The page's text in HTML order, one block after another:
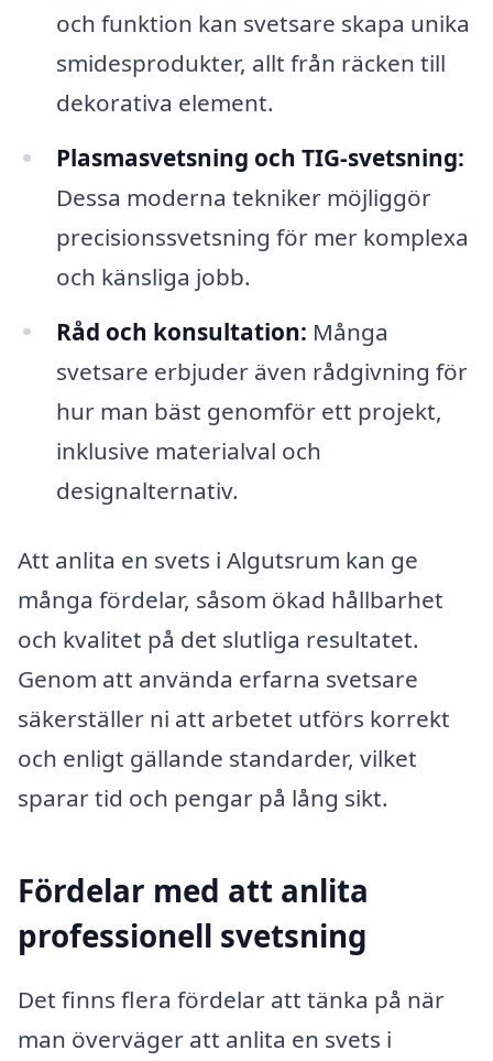
och funktion kan svetsare skapa unika
smidesprodukter, allt från räcken till
dekorativa element.
Plasmasvetsning och TIG-svetsning:
Dessa moderna tekniker möjliggör
precisionssvetsning för mer komplexa
och känsliga jobb.
Råd och konsultation: Många
svetsare erbjuder även rådgivning för
hur man bäst genomför ett projekt,
inklusive materialval och
designalternativ.
Att anlita en svets i Algutsrum kan ge
många fördelar, såsom ökad hållbarhet
och kvalitet på det slutliga resultatet.
Genom att använda erfarna svetsare
säkerställer ni att arbetet utförs korrekt
och enligt gällande standarder, vilket
sparar tid och pengar på lång sikt.
Fördelar med att anlita
professionell svetsning
Det finns flera fördelar att tänka på när
man överväger att anlita en svets i